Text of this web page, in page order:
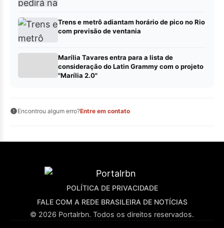
Trens e metrô adiantam horário de pico no Rio
com previsão de ventania
Marília Tavares entra para a lista de
consideração do Latin Grammy com o projeto
"Marília 2.0"
Encontrou algum erro?Entre em contato
POLÍTICA DE PRIVACIDADE
FALE COM A REDE BRASILEIRA DE NOTÍCIAS
© 2026 Portalrbn. Todos os direitos reservados.